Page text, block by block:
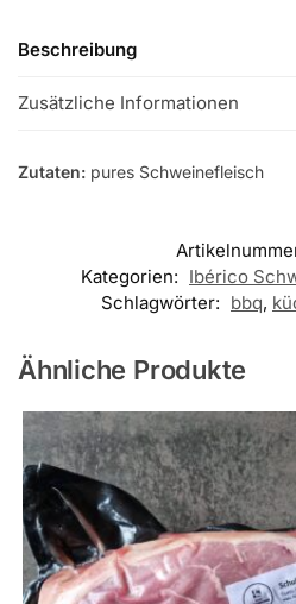
Beschreibung
Zusätzliche Informationen
Zutaten: pures Schweinefleisch
Kategorien: Ibérico
Schlagwörter: bbq,
Ähnliche Produkte